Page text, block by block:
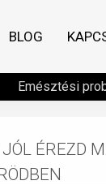
BLOG
Emésztési
ÉREZD